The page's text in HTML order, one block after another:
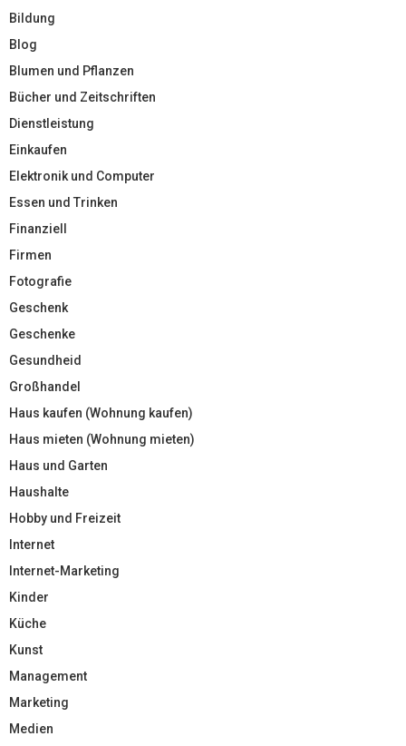
Bildung
Blog
Blumen und Pflanzen
Bücher und Zeitschriften
Dienstleistung
Einkaufen
Elektronik und Computer
Essen und Trinken
Finanziell
Firmen
Fotografie
Geschenk
Geschenke
Gesundheid
Großhandel
Haus kaufen (Wohnung kaufen)
Haus mieten (Wohnung mieten)
Haus und Garten
Haushalte
Hobby und Freizeit
Internet
Internet-Marketing
Kinder
Küche
Kunst
Management
Marketing
Medien